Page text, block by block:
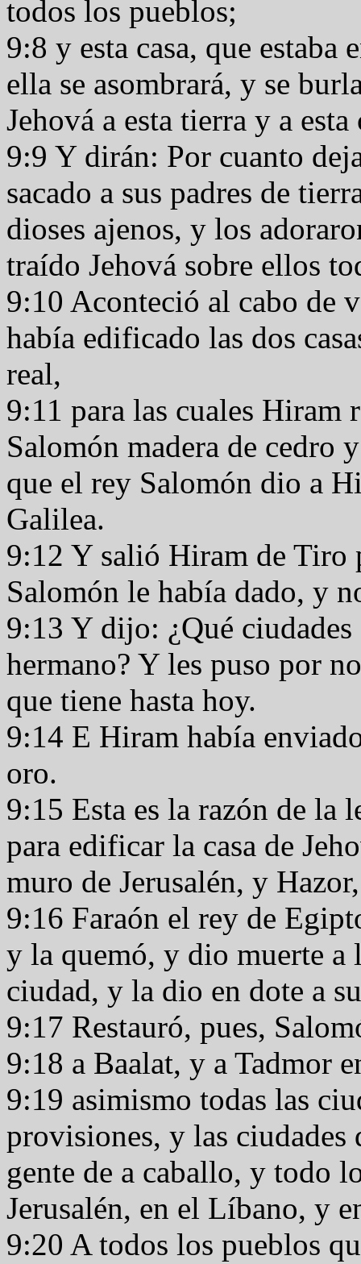
todos los pueblos;
9:8 y esta casa, que estaba
ella se asombrará, y se
Jehová a esta tierra y a esta
9:9 Y dirán: Por cuanto
sacado a sus padres de
dioses ajenos, y los
traído Jehová sobre ellos
9:10 Aconteció al cabo de
había edificado las dos
real,
9:11 para las cuales Hiram
Salomón madera de cedro
que el rey Salomón dio a
Galilea.
9:12 Y salió Hiram de Tiro
Salomón le había dado, y
9:13 Y dijo: ¿Qué ciudades
hermano? Y les puso por
que tiene hasta hoy.
9:14 E Hiram había
oro.
9:15 Esta es la razón de la
para edificar la casa de
muro de Jerusalén, y
9:16 Faraón el rey de
y la quemó, y dio muerte a
ciudad, y la dio en dote a
9:17 Restauró, pues,
9:18 a Baalat, y a Tadmor
9:19 asimismo todas las
provisiones, y las ciudades
gente de a caballo, y todo
Jerusalén, en el Líbano, y
9:20 A todos los pueblos